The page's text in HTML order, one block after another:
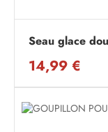
Seau glace
14,99 €